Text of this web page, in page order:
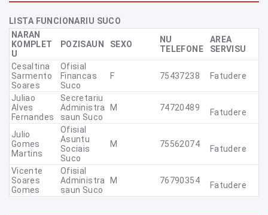
LISTA FUNCIONARIU SUCO
NARAN
KOMPLET
U
POZISAUN SEXO
NU
TELEFONE
AREA
SERVISU
Cesaltina
Sarmento
Soares
Ofisial
Financas
Suco
F 75437238 Fatudere
Juliao
Alves
Fernandes
Secretariu
Administra
Saun Suco
M 74720489 Fatudere
Julio
Gomes
Martins
Ofisial
Asuntu
Sociais
Suco
M 75562074 Fatudere
Vicente
Soares
Gomes
Ofisial
Administra
Saun Suco
M 76790354 Fatudere